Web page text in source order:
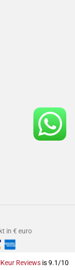
in € euro
Reviews is 9.1/10